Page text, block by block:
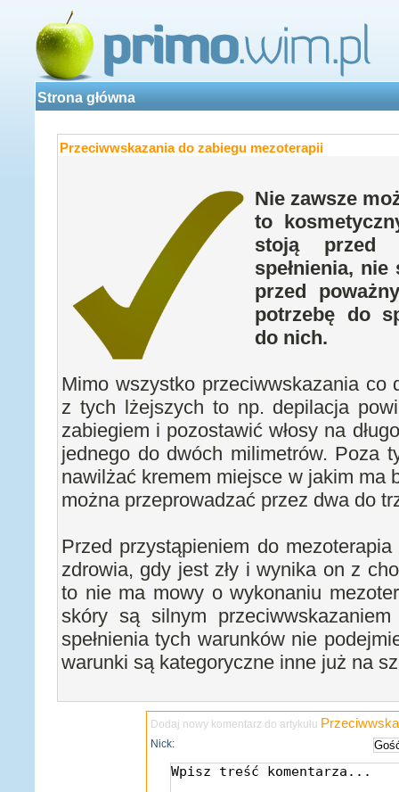
Strona główna
Przeciwwskazania do zabiegu mezoterapii
Nie zawsze
to
stoją przed
spełnienia,
przed
potrzebę do
do nich.
Mimo wszystko przeciwwskazania co
z tych lżejszych to np. depilacja
zabiegiem i pozostawić włosy na
jednego do dwóch milimetrów. Poza
nawilżać kremem miejsce w jakim ma
można przeprowadzać przez dwa do
Przed przystąpieniem do
zdrowia, gdy jest zły i wynika on z
to nie ma mowy o wykonaniu
skóry są silnym
spełnienia tych warunków nie
warunki są kategoryczne inne już na
Dodaj nowy komentarz do artykułu
Nick: